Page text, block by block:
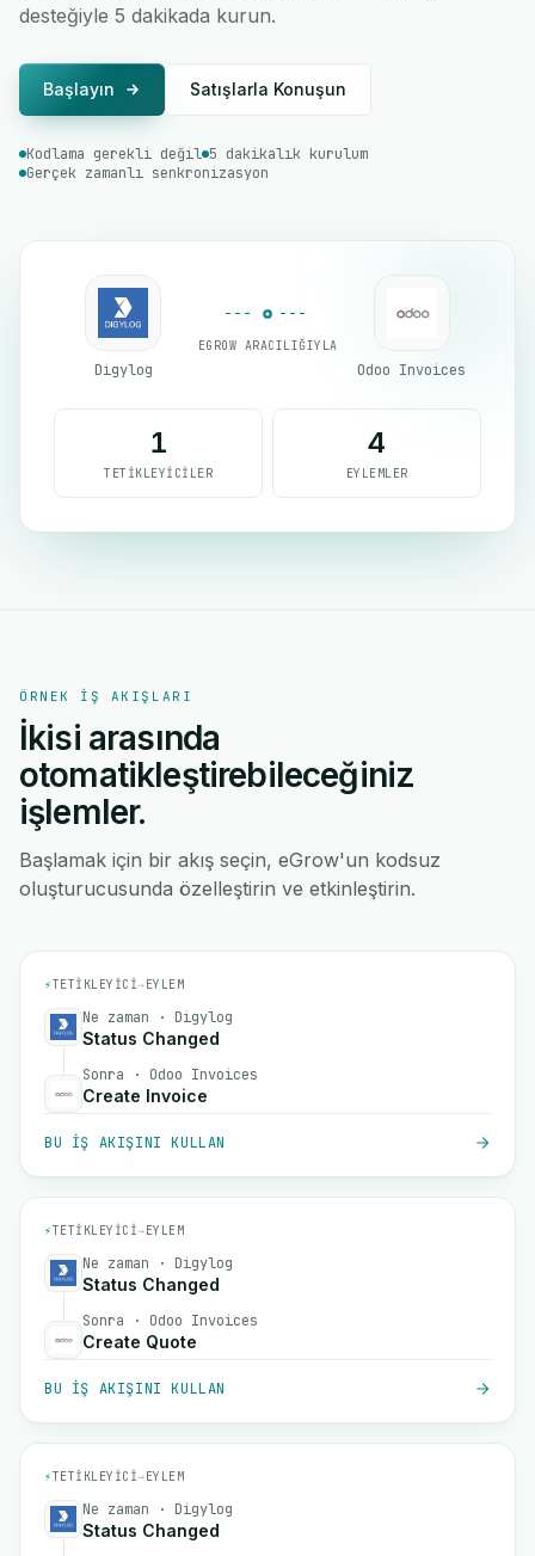
desteğiyle 5 dakikada kurun.
Başlayın Satışlarla Konuşun
Kodlama gerekli değil 5 dakikalık kurulum
Gerçek zamanlı senkronizasyon
Digylog
EGROW ARACILIĞIYLA
Odoo Invoices
1
TETIKLEYICILER
4
EYLEMLER
ÖRNEK IŞ AKIŞLARI
İkisi arasında
otomatikleştirebileceğiniz
işlemler.
Başlamak için bir akış seçin, eGrow'un kodsuz
oluşturucusunda özelleştirin ve etkinleştirin.
⚡TETIKLEYICI→EYLEM
Ne zaman · Digylog
Status Changed
Sonra · Odoo Invoices
Create Invoice
BU IŞ AKIŞINI KULLAN
⚡TETIKLEYICI→EYLEM
Ne zaman · Digylog
Status Changed
Sonra · Odoo Invoices
Create Quote
BU IŞ AKIŞINI KULLAN
⚡TETIKLEYICI→EYLEM
Ne zaman · Digylog
Status Changed